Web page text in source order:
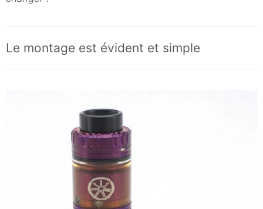
Le montage est évident et simple